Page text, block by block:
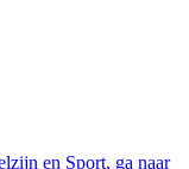
en Sport, ga naar